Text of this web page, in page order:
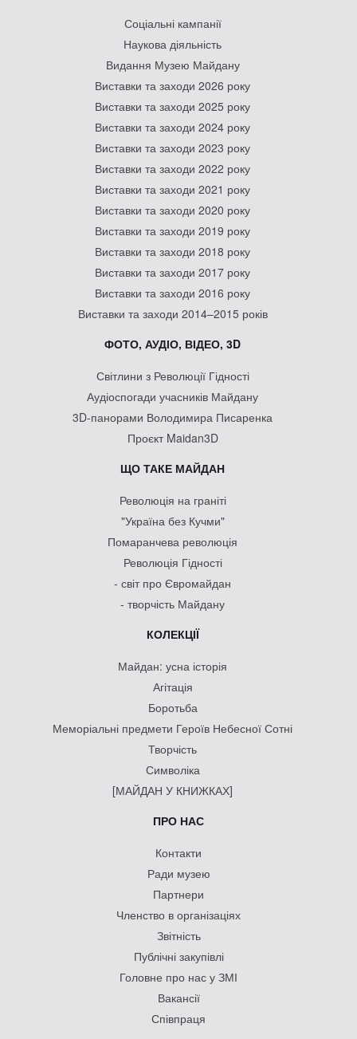
Соціальні кампанії
Наукова діяльність
Видання Музею Майдану
Виставки та заходи 2026 року
Виставки та заходи 2025 року
Виставки та заходи 2024 року
Виставки та заходи 2023 року
Виставки та заходи 2022 року
Виставки та заходи 2021 року
Виставки та заходи 2020 року
Виставки та заходи 2019 року
Виставки та заходи 2018 року
Виставки та заходи 2017 року
Виставки та заходи 2016 року
Виставки та заходи 2014–2015 років
ФОТО, АУДІО, ВІДЕО, 3D
Світлини з Революції Гідності
Аудіоспогади учасників Майдану
3D-панорами Володимира Писаренка
Проєкт Maidan3D
ЩО ТАКЕ МАЙДАН
Революція на граніті
"Україна без Кучми"
Помаранчева революція
Революція Гідності
- світ про Євромайдан
- творчість Майдану
КОЛЕКЦІЇ
Майдан: усна історія
Агітація
Боротьба
Меморіальні предмети Героїв Небесної Сотні
Творчість
Символіка
[МАЙДАН У КНИЖКАХ]
ПРО НАС
Контакти
Ради музею
Партнери
Членство в організаціях
Звітність
Публічні закупівлі
Головне про нас у ЗМІ
Вакансії
Співпраця